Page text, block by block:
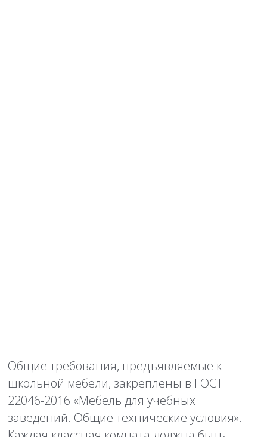
Общие требования, предъявляемые к
школьной мебели, закреплены в ГОСТ
22046-2016 «Мебель для учебных
заведений. Общие технические условия».